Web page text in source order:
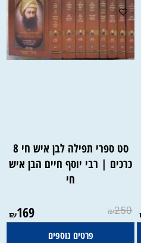
סט ספרי תפילה לבן איש חי 8
כרכים | רבי יוסף חיים הבן איש
חי
₪250
₪169
פרטים נוספים